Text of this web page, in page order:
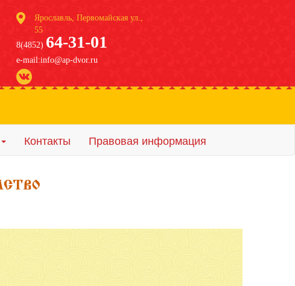
Ярославль, Первомайская ул.,
55
8(4852) 64-31-01
e-mail:info@ap-dvor.ru
Контакты Правовая информация